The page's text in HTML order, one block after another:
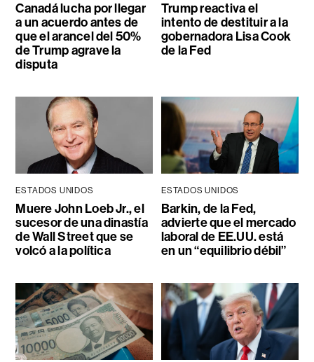
Canadá lucha por llegar
a un acuerdo antes de
que el arancel del 50%
de Trump agrave la
disputa
Trump reactiva el
intento de destituir a la
gobernadora Lisa Cook
de la Fed
ESTADOS UNIDOS
Muere John Loeb Jr., el
sucesor de una dinastía
de Wall Street que se
volcó a la política
ESTADOS UNIDOS
Barkin, de la Fed,
advierte que el mercado
laboral de EE.UU. está
en un “equilibrio débil”